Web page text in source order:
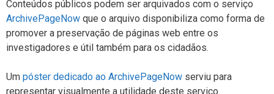
Conteúdos públicos podem ser arquivados com o serviço
ArchivePageNow que o arquivo disponibiliza como forma de
promover a preservação de páginas web entre os
investigadores e útil também para os cidadãos.
Um póster dedicado ao ArchivePageNow serviu para
representar visualmente a utilidade deste serviço.